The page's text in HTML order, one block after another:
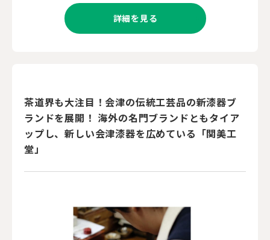
詳細を見る
茶道界も大注目！会津の伝統工芸品の新漆器ブ
ランドを展開！ 海外の名門ブランドともタイア
ップし、新しい会津漆器を広めている「関美工
堂」